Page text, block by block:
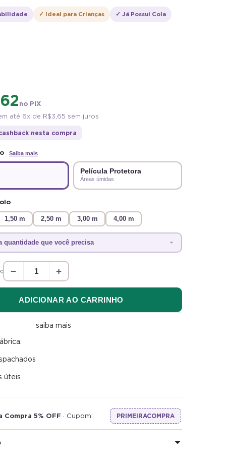
✓ Ideal para Crianças ✓ Já Possui Cola
no PIX
até 6x de R$ 3,65 sem juros
nesta compra
Saiba mais
Película Protetora
Áreas úmidas
1,50 m 2,50 m 3,00 m 4,00 m
quantidade que você precisa
− +
ADICIONAR AO CARRINHO
úteis
saiba mais
Compra 5% OFF · Cupom: PRIMEIRACOMPRA